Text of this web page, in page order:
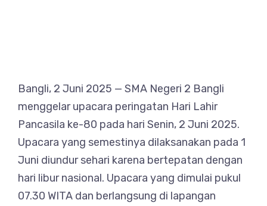
Bangli, 2 Juni 2025 — SMA Negeri 2 Bangli
menggelar upacara peringatan Hari Lahir
Pancasila ke-80 pada hari Senin, 2 Juni 2025.
Upacara yang semestinya dilaksanakan pada 1
Juni diundur sehari karena bertepatan dengan
hari libur nasional. Upacara yang dimulai pukul
07.30 WITA dan berlangsung di lapangan